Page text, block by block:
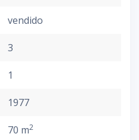
vendido
3
1
1977
70 m2